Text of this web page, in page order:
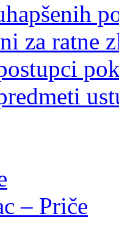
za ratne
– Priče